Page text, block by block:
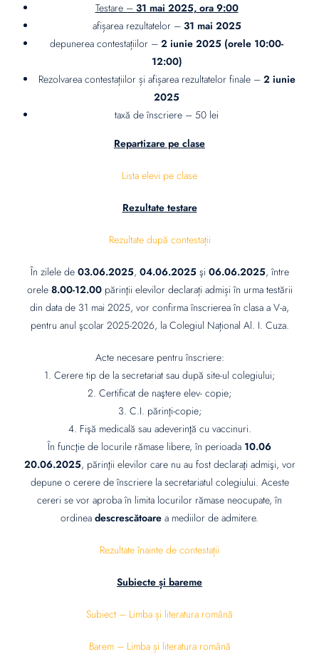
Testare – 31 mai 2025, ora 9:00
afișarea rezultatelor – 31 mai 2025
depunerea contestațiilor – 2 iunie 2025 (orele 10:00-
12:00)
Rezolvarea contestațiilor și afișarea rezultatelor finale – 2 iunie
2025
taxă de înscriere – 50 lei
Repartizare pe clase
Lista elevi pe clase
Rezultate testare
Rezultate după contestații
În zilele de 03.06.2025, 04.06.2025 şi 06.06.2025, între
orele 8.00-12.00părinţii elevilor declarați admiși în urma testării
din data de 31 mai 2025, vor confirma înscrierea în clasa a V-a,
pentru anul şcolar 2025-2026, la Colegiul Național Al. I. Cuza.
Acte necesare pentru înscriere:
1. Cerere tip de la secretariat sau după site-ul colegiului;
2. Certificat de naştere elev- copie;
3. C.I. părinţi-copie;
4. Fişă medicală sau adeverinţă cu vaccinuri.
În funcţie de locurile rămase libere, în perioada 10.06
20.06.2025, părinţii elevilor care nu au fost declaraţi admişi, vor
depune o cerere de înscriere la secretariatul colegiului. Aceste
cereri se vor aproba în limita locurilor rămase neocupate, în
ordinea descrescătoare a mediilor de admitere.
Rezultate înainte de contestații
Subiecte și bareme
Subiect – Limba și literatura română
Barem – Limba și literatura română